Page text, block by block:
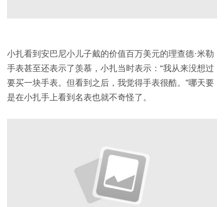
小扎看到安巴尼小儿子戴的价值百万美元的理查德·米勒
手表甚至还表示了羡慕，小扎当时表示：“我从来没想过
要买一块手表。但看到之后，我觉得手表很酷。”哪天要
是在小扎手上看到名表也就不奇怪了。